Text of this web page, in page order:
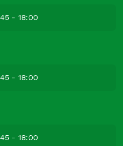
- 18:00
- 18:00
- 18:00